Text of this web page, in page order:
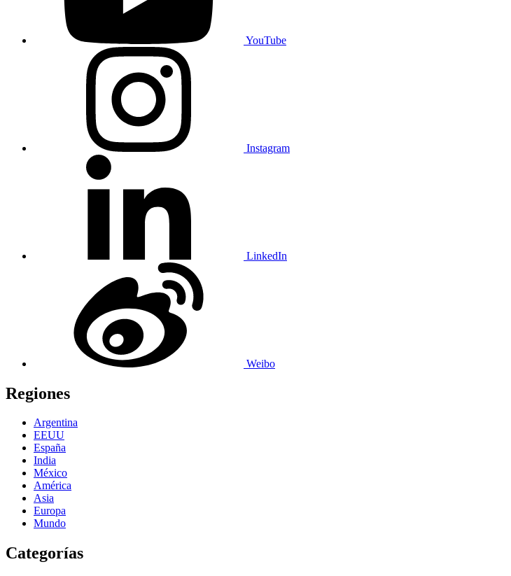
YouTube
Instagram
LinkedIn
Weibo
Regiones
Argentina
EEUU
España
India
México
América
Asia
Europa
Mundo
Categorías